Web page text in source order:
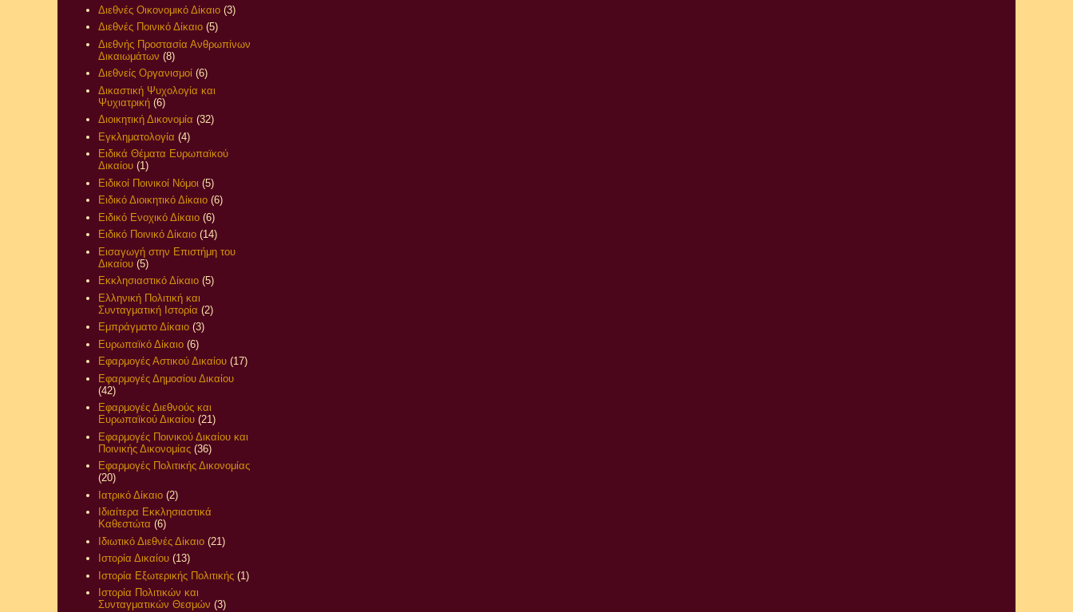
Διεθνές Οικονομικό Δίκαιο (3)
Διεθνές Ποινικό Δίκαιο (5)
Διεθνής Προστασία Ανθρωπίνων
Δικαιωμάτων (8)
Διεθνείς Οργανισμοί (6)
Δικαστική Ψυχολογία και
Ψυχιατρική (6)
Διοικητική Δικονομία (32)
Εγκληματολογία (4)
Ειδικά Θέματα Ευρωπαϊκού
Δικαίου (1)
Ειδικοί Ποινικοί Νόμοι (5)
Ειδικό Διοικητικό Δίκαιο (6)
Ειδικό Ενοχικό Δίκαιο (6)
Ειδικό Ποινικό Δίκαιο (14)
Εισαγωγή στην Επιστήμη του
Δικαίου (5)
Εκκλησιαστικό Δίκαιο (5)
Ελληνική Πολιτική και
Συνταγματική Ιστορία (2)
Εμπράγματο Δίκαιο (3)
Ευρωπαϊκό Δίκαιο (6)
Εφαρμογές Αστικού Δικαίου (17)
Εφαρμογές Δημοσίου Δικαίου
(42)
Εφαρμογές Διεθνούς και
Ευρωπαϊκού Δικαίου (21)
Εφαρμογές Ποινικού Δικαίου και
Ποινικής Δικονομίας (36)
Εφαρμογές Πολιτικής Δικονομίας
(20)
Ιατρικό Δίκαιο (2)
Ιδιαίτερα Εκκλησιαστικά
Καθεστώτα (6)
Ιδιωτικό Διεθνές Δίκαιο (21)
Ιστορία Δικαίου (13)
Ιστορία Εξωτερικής Πολιτικής (1)
Ιστορία Πολιτικών και
Συνταγματικών Θεσμών (3)